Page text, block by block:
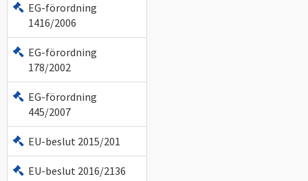
EG-förordning
1416/2006
EG-förordning
178/2002
EG-förordning
445/2007
EU-beslut 2015/201
EU-beslut 2016/2136